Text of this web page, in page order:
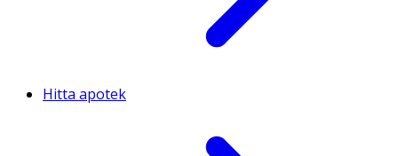
Hitta apotek